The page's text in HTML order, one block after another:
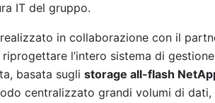
IT del gruppo.
in collaborazione con il
l’intero sistema di
basata sugli storage all-flash
centralizzato grandi volumi di